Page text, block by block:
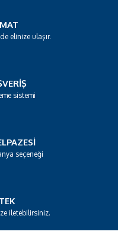
elinize ulaşır.
sistemi
seçeneği
iletebilirsiniz.